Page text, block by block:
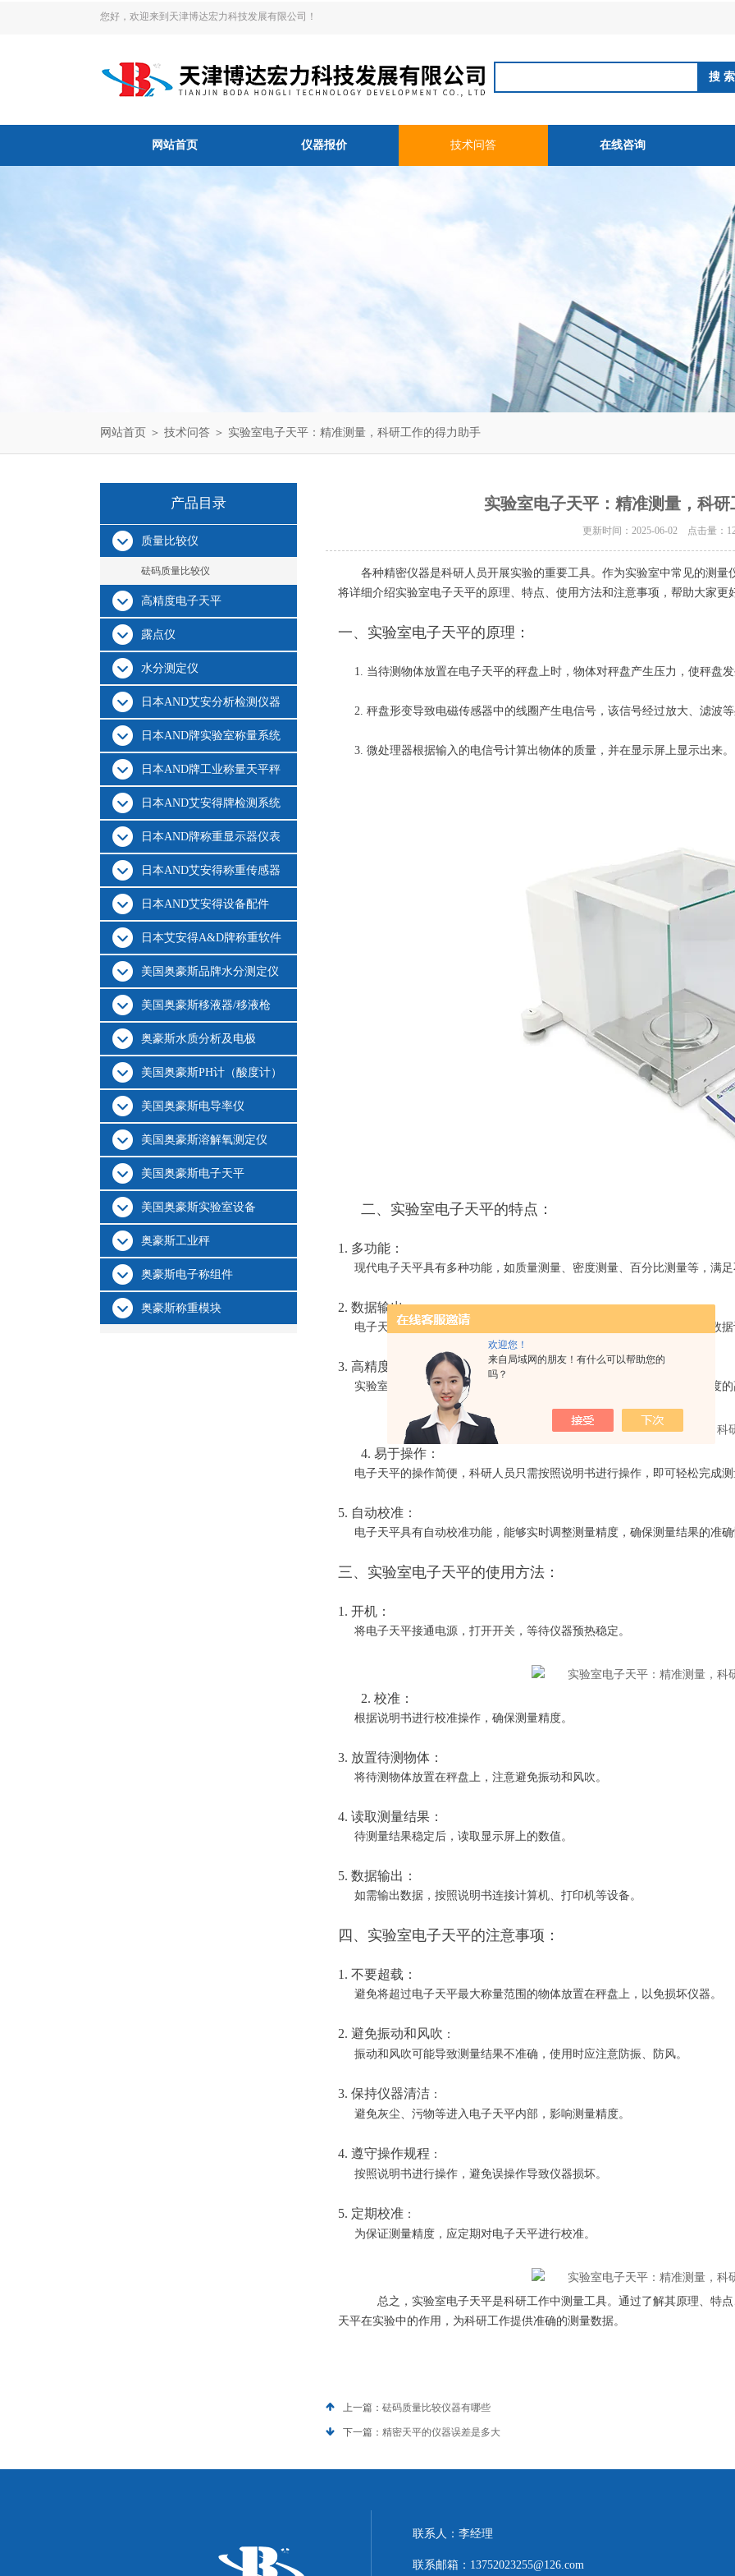
欢迎您！
来自局域网的朋友！有什么可以帮助您的
吗？
您好，欢迎来到天津博达宏力科技发展有限公司！
网站首页 仪器报价 技术问答 在线咨询
网站首页 ＞ 技术问答 ＞ 实验室电子天平：精准测量，科研工作的得力助手
产品目录
质量比较仪
砝码质量比较仪
高精度电子天平
露点仪
水分测定仪
日本AND艾安分析检测仪器
日本AND牌实验室称量系统
日本AND牌工业称量天平秤
日本AND艾安得牌检测系统
日本AND牌称重显示器仪表
日本AND艾安得称重传感器
日本AND艾安得设备配件
日本艾安得A&D牌称重软件
美国奥豪斯品牌水分测定仪
美国奥豪斯移液器/移液枪
奥豪斯水质分析及电极
美国奥豪斯PH计（酸度计）
美国奥豪斯电导率仪
美国奥豪斯溶解氧测定仪
美国奥豪斯电子天平
美国奥豪斯实验室设备
奥豪斯工业秤
奥豪斯电子称组件
奥豪斯称重模块
实验室电子天平：精准测量，科
更新时间：2025-06-02 点击量：
各种精密仪器是科研人员开展实验的重要工具。作为实验室中常见的测
将详细介绍实验室电子天平的原理、特点、使用方法和注意事项，帮助大家更
一、实验室电子天平的原理：
1. 当待测物体放置在电子天平的秤盘上时，物体对秤盘产生压力，使秤盘发
2. 秤盘形变导致电磁传感器中的线圈产生电信号，该信号经过放大、滤波等
3. 微处理器根据输入的电信号计算出物体的质量，并在显示屏上显示出来。
二、实验室电子天平的特点：
1. 多功能：
现代电子天平具有多种功能，如质量测量、密度测量、百分比测量等，满足
2. 数据输出：
电子天平支持数据输出功能，可以与计算机、打印机等设备连接，方便数据
3. 高精度：
实验室电子天平具有高精度的测量能力，能够满足科研实验中对测量精度的
4. 易于操作：
电子天平的操作简便，科研人员只需按照说明书进行操作，即可轻松完成测
5. 自动校准：
电子天平具有自动校准功能，能够实时调整测量精度，确保测量结果的准确
三、实验室电子天平的使用方法：
1. 开机：
将电子天平接通电源，打开开关，等待仪器预热稳定。
2. 校准：
根据说明书进行校准操作，确保测量精度。
3. 放置待测物体：
将待测物体放置在秤盘上，注意避免振动和风吹。
4. 读取测量结果：
待测量结果稳定后，读取显示屏上的数值。
5. 数据输出：
如需输出数据，按照说明书连接计算机、打印机等设备。
四、实验室电子天平的注意事项：
1. 不要超载：
避免将超过电子天平最大称量范围的物体放置在秤盘上，以免损坏仪器。
2. 避免振动和风吹 ：
振动和风吹可能导致测量结果不准确，使用时应注意防振、防风。
3. 保持仪器清洁 ：
避免灰尘、污物等进入电子天平内部，影响测量精度。
4. 遵守操作规程 ：
按照说明书进行操作，避免误操作导致仪器损坏。
5. 定期校准 ：
为保证测量精度，应定期对电子天平进行校准。
总之，实验室电子天平是科研工作中测量工具。通过了解其原理、特
天平在实验中的作用，为科研工作提供准确的测量数据。
上一篇： 砝码质量比较仪器有哪些
下一篇： 精密天平的仪器误差是多大
联系人：李经理
联系邮箱：13752023255@126.com